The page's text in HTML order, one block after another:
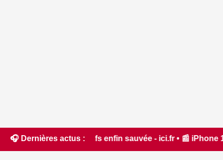
🎧 Dernières actus :
fiefs enfin sauvée - ici.fr • 📰 iPhone 18 Pro : il